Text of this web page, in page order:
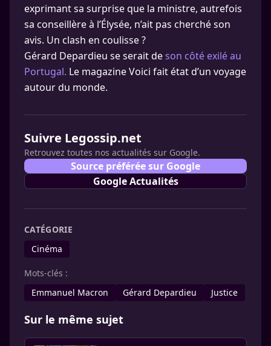
exprimant sa surprise que la ministre, autrefois
sa conseillère à l’Élysée, n’ait pas cherché son
avis. Un clash en coulisse ?
Gérard Depardieu se serait deson côté exilé au
Portugal. Le magazine Voici fait état d’un voyage
autour du monde.
Suivre Legossip.net
Retrouvez toutes nos actualités sur Google.
Source préférée sur Google
Google Actualités
CATÉGORIE
Cinéma
Mots-clés :
Emmanuel Macron
Gérard Depar­dieu Justice
Sur le même sujet